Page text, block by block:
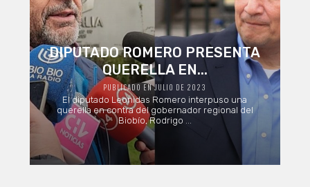
DIPUTADO ROMERO PRESENTA
QUERELLA EN...
PUBLICADO EN JULIO DE 2023
El diputado Leonidas Romero interpuso una
querella en contra del gobernador regional del
Biobío, Rodrigo ...